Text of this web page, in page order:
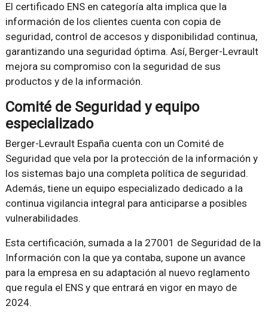
El certificado ENS en categoría alta implica que la
información de los clientes cuenta con copia de
seguridad, control de accesos y disponibilidad continua,
garantizando una seguridad óptima. Así, Berger-Levrault
mejora su compromiso con la seguridad de sus
productos y de la información.
Comité de Seguridad y equipo
especializado
Berger-Levrault España cuenta con un Comité de
Seguridad que vela por la protección de la información y
los sistemas bajo una completa política de seguridad.
Además, tiene un equipo especializado dedicado a la
continua vigilancia integral para anticiparse a posibles
vulnerabilidades.
Esta certificación, sumada a la 27001 de Seguridad de la
Información con la que ya contaba, supone un avance
para la empresa en su adaptación al nuevo reglamento
que regula el ENS y que entrará en vigor en mayo de
2024.